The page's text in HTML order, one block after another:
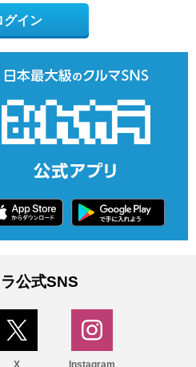
グイン
公式SNS
X Instagram